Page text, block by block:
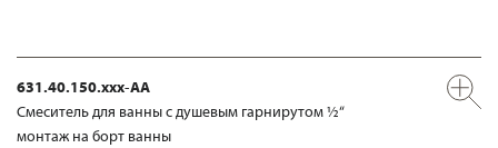
631.40.150.xxx-AA
Смеситель для ванны с душевым гарнирутом ½“
монтаж на борт ванны